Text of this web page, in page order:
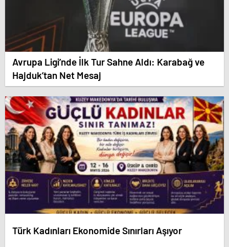
Avrupa Ligi’nde İlk Tur Sahne Aldı: Karabağ ve
Hajduk’tan Net Mesaj
Türk Kadınları Ekonomide Sınırları Aşıyor